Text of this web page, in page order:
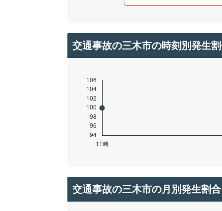
交通事故の三木市の時刻別発生
交通事故の三木市の月別発生割合